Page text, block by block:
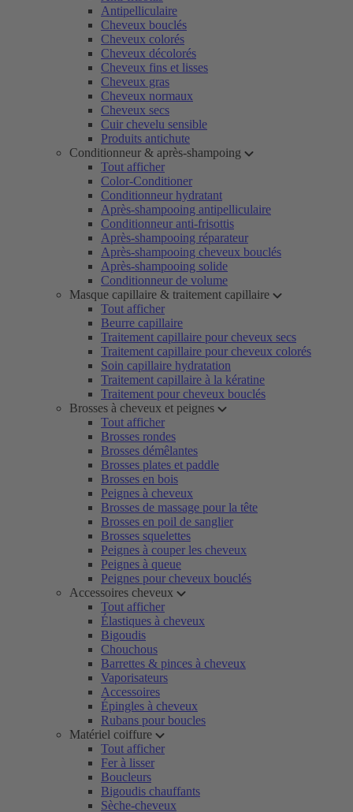
Antipelliculaire
Cheveux bouclés
Cheveux colorés
Cheveux décolorés
Cheveux fins et lisses
Cheveux gras
Cheveux normaux
Cheveux secs
Cuir chevelu sensible
Produits antichute
Conditionneur & après-shampoing
Tout afficher
Color-Conditioner
Conditionneur hydratant
Après-shampooing antipelliculaire
Conditionneur anti-frisottis
Après-shampooing réparateur
Après-shampooing cheveux bouclés
Après-shampooing solide
Conditionneur de volume
Masque capillaire & traitement capillaire
Tout afficher
Beurre capillaire
Traitement capillaire pour cheveux secs
Traitement capillaire pour cheveux colorés
Soin capillaire hydratation
Traitement capillaire à la kératine
Traitement pour cheveux bouclés
Brosses à cheveux et peignes
Tout afficher
Brosses rondes
Brosses démêlantes
Brosses plates et paddle
Brosses en bois
Peignes à cheveux
Brosses de massage pour la tête
Brosses en poil de sanglier
Brosses squelettes
Peignes à couper les cheveux
Peignes à queue
Peignes pour cheveux bouclés
Accessoires cheveux
Tout afficher
Élastiques à cheveux
Bigoudis
Chouchous
Barrettes & pinces à cheveux
Vaporisateurs
Accessoires
Épingles à cheveux
Rubans pour boucles
Matériel coiffure
Tout afficher
Fer à lisser
Boucleurs
Bigoudis chauffants
Sèche-cheveux